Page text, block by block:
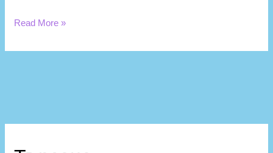
Read More »
а